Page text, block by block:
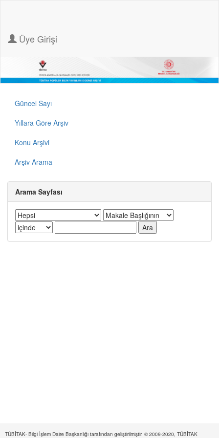
Üye Girişi
Güncel Sayı
Yıllara Göre Arşiv
Konu Arşivi
Arşiv Arama
Arama Sayfası
TÜBİTAK- Bilgi İşlem Daire Başkanlığı tarafından geliştirilmiştir. © 2009-2020, TÜBİTAK